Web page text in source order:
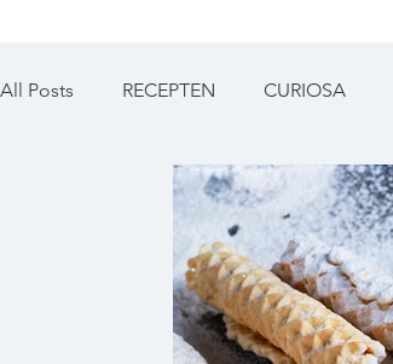
All Posts RECEPTEN CURIOSA